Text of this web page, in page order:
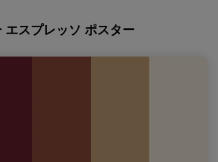
エスプレッソ ポスター